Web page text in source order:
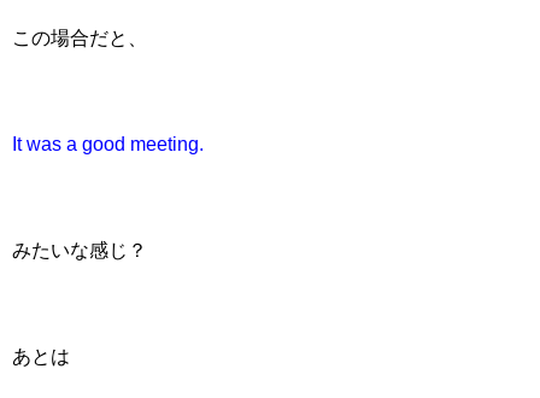
この場合だと、
It was a good meeting.
みたいな感じ？
あとは